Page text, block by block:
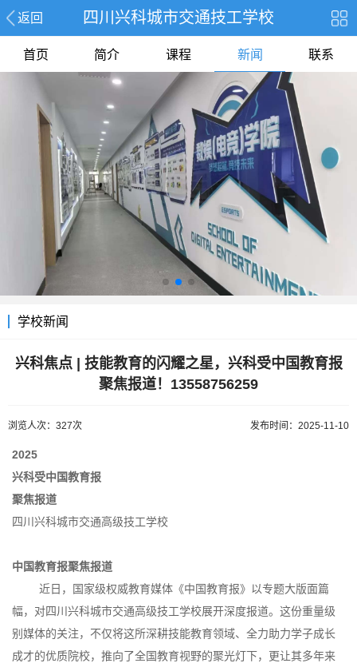
返回 四川兴科城市交通技工学校
首页 简介 课程 新闻 联系
学校新闻
兴科焦点 | 技能教育的闪耀之星，兴科受中国教育报
聚焦报道！13558756259
浏览人次：327次 发布时间：2025-11-10
2025
兴科受中国教育报
聚焦报道
四川兴科城市交通高级技工学校
中国教育报聚焦报道
近日，国家级权威教育媒体《中国教育报》以专题大版面篇
幅，对四川兴科城市交通高级技工学校展开深度报道。这份重量级
别媒体的关注，不仅将这所深耕技能教育领域、全力助力学子成长
成才的优质院校，推向了全国教育视野的聚光灯下，更让其多年来